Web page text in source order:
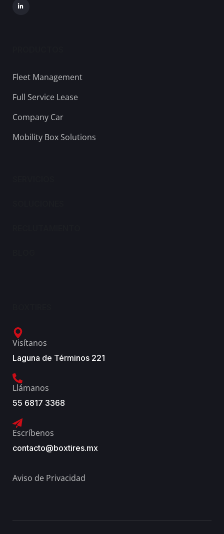
Fleet Management
Full Service Lease
Company Car
Mobility Box Solutions
Visítanos
Laguna de Términos 221
Llámanos
55 6817 3368
Escríbenos
contacto@boxtires.mx
Aviso de Privacidad